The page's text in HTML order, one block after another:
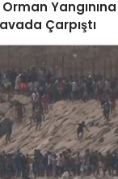
Çarpıştı